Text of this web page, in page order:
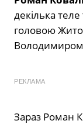
декілька теле
головою
РЕКЛАМА
Зараз Роман